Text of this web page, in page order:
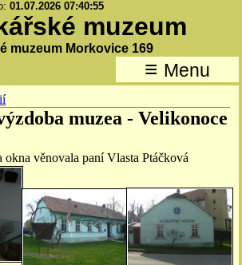
01.07.2026 07:40:55
muzeum
muzeum Morkovice 169
≡ Menu
muzea - Velikonoce
okna věnovala paní Vlasta Ptáčková